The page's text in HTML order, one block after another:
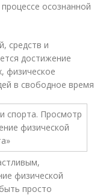
осознанной
средств и
достижение
физическое
в свободное время
физической
просто